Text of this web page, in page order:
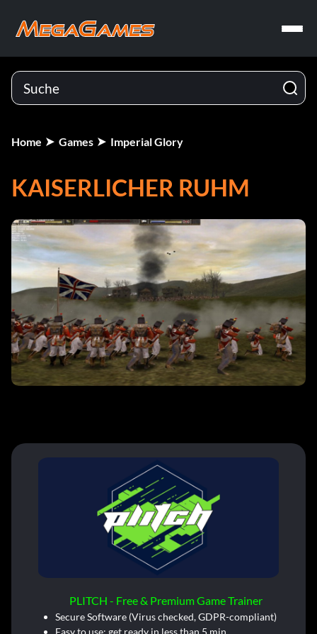
Home Games Imperial Glory
KAISERLICHER RUHM
PLITCH - Free & Premium Game Trainer
Secure Software (Virus checked, GDPR-compliant)